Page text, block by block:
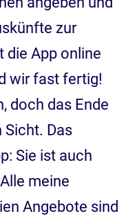
zur
die App online
wir fast fertig!
doch das Ende
Sicht. Das
Sie ist auch
meine
Angebote sind